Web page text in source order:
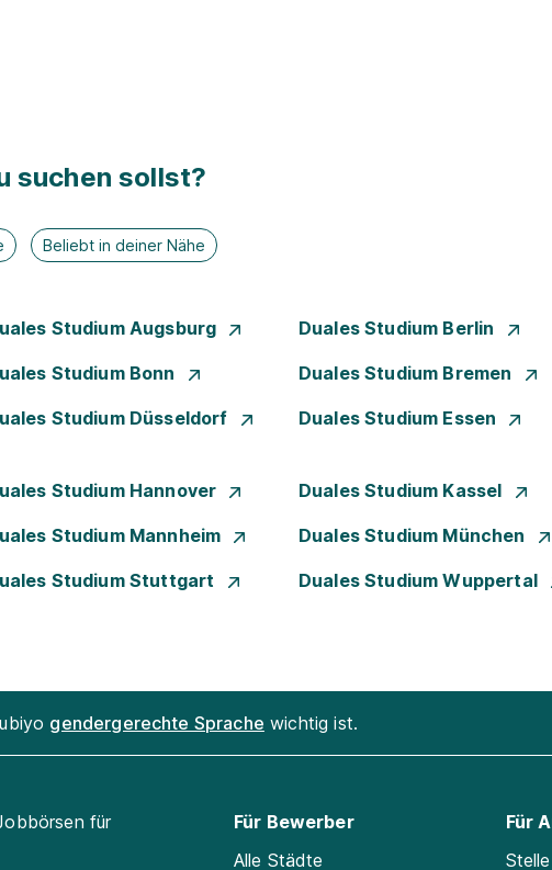
suchen sollst?
Beliebt in deiner Nähe
Studium Augsburg Duales Studium Berlin
Studium Bonn Duales Studium Bremen
Studium Düsseldorf Duales Studium Essen
Studium Hannover Duales Studium Kassel
Studium Mannheim Duales Studium München
Studium Stuttgart Duales Studium Wuppertal
gendergerechte Sprache wichtig ist.
für
Für Bewerber
Alle Städte
Für